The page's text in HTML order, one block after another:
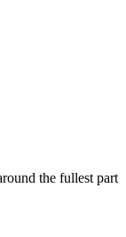
the fullest part